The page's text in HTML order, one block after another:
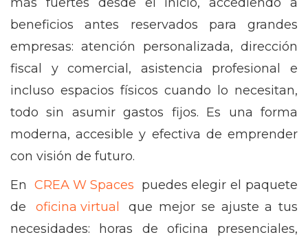
beneficios antes reservados para grandes
empresas: atención personalizada, dirección
fiscal y comercial, asistencia profesional e
incluso espacios físicos cuando lo necesitan,
todo sin asumir gastos fijos. Es una forma
moderna, accesible y efectiva de emprender
con visión de futuro.
En CREA W Spaces puedes elegir el paquete
de
oficina virtual
que mejor se ajuste a tus
necesidades: horas de oficina presenciales,